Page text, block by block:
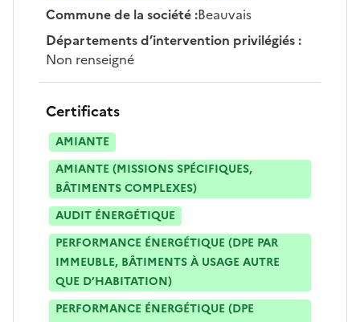
Commune de la société:Beauvais
Départements d’intervention privilégiés:
Non renseigné
Certificats
AMIANTE
AMIANTE (MISSIONS SPÉCIFIQUES,
BÂTIMENTS COMPLEXES)
AUDIT ÉNERGÉTIQUE
PERFORMANCE ÉNERGÉTIQUE (DPE PAR
IMMEUBLE, BÂTIMENTS À USAGE AUTRE
QUE D’HABITATION)
PERFORMANCE ÉNERGÉTIQUE (DPE